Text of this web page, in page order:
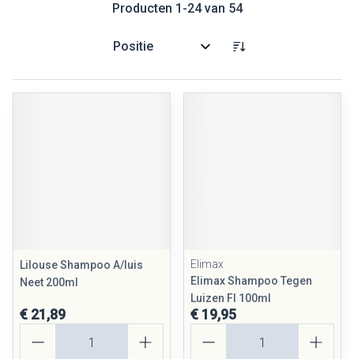
Producten 1 -24van 54
Sorteer op:
Lilouse Shampoo A/luis
Neet 200ml
€ 21,89
Elimax
Elimax Shampoo Tegen
Luizen Fl 100ml
€ 19,95